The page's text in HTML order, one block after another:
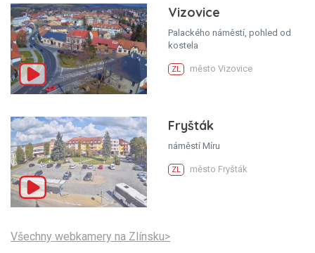
Vizovice
Palackého náměstí, pohled od
kostela
ZL město Vizovice
Fryšták
náměstí Míru
ZL město Fryšták
Všechny webkamery na Zlínsku>